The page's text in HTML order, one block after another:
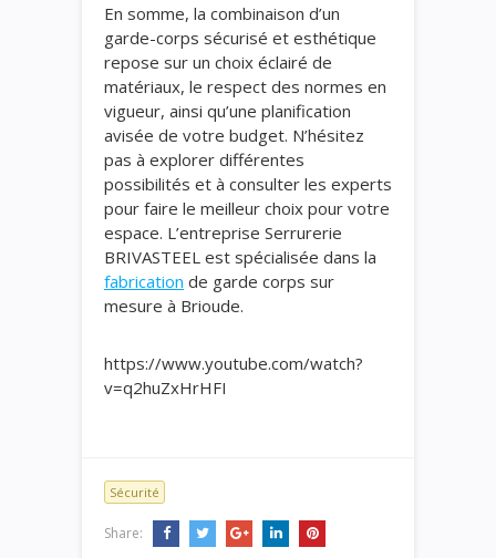
En somme, la combinaison d’un
garde-corps sécurisé et esthétique
repose sur un choix éclairé de
matériaux, le respect des normes en
vigueur, ainsi qu’une planification
avisée de votre budget. N’hésitez
pas à explorer différentes
possibilités et à consulter les experts
pour faire le meilleur choix pour votre
espace. L’entreprise Serrurerie
BRIVASTEEL est spécialisée dans la
fabrication de garde corps sur
mesure à Brioude.
https://www.youtube.com/watch?
v=q2huZxHrHFI
Sécurité
Share: